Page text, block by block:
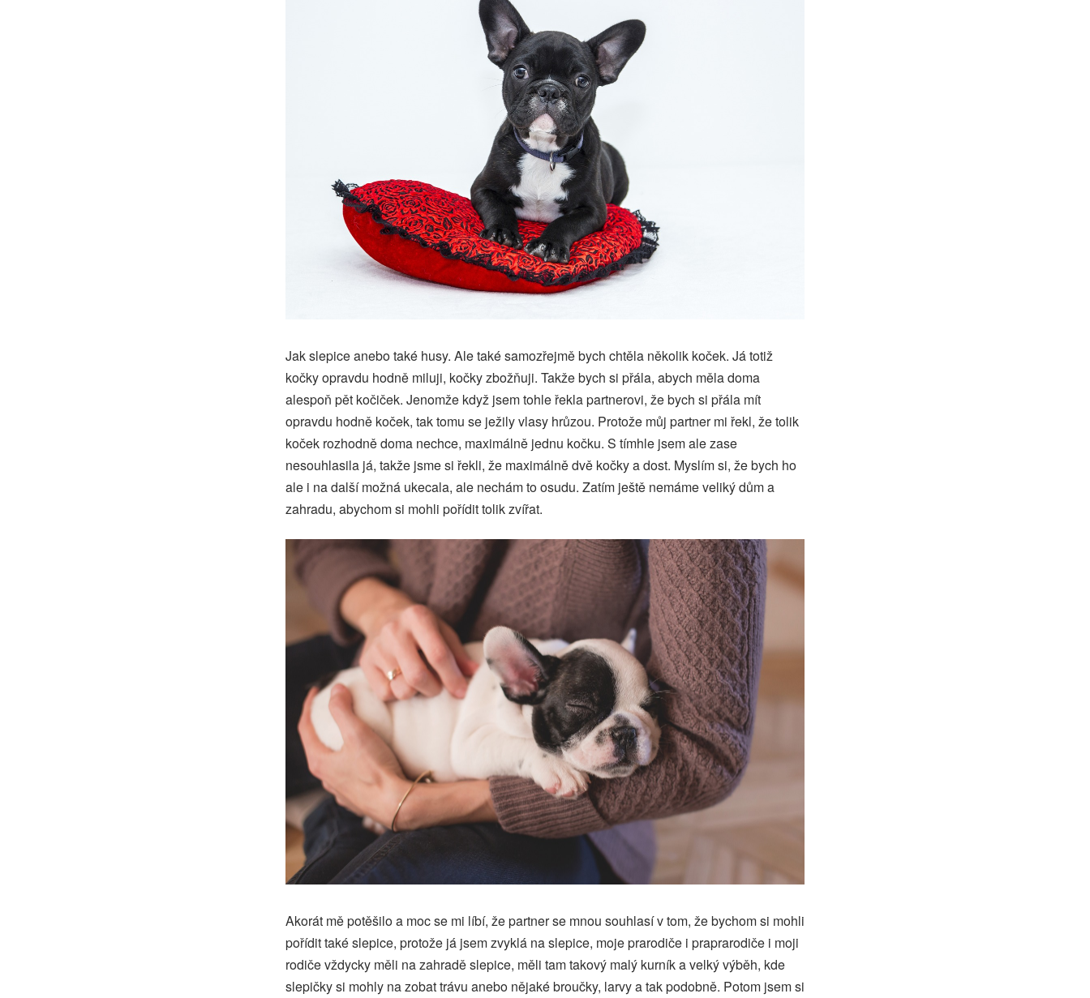
Jak slepice anebo také husy. Ale také samozřejmě bych chtěla několik koček. Já totiž
kočky opravdu hodně miluji, kočky zbožňuji. Takže bych si přála, abych měla doma
alespoň pět kočiček. Jenomže když jsem tohle řekla partnerovi, že bych si přála mít
opravdu hodně koček, tak tomu se ježily vlasy hrůzou. Protože můj partner mi řekl, že tolik
koček rozhodně doma nechce, maximálně jednu kočku. S tímhle jsem ale zase
nesouhlasila já, takže jsme si řekli, že maximálně dvě kočky a dost. Myslím si, že bych ho
ale i na další možná ukecala, ale nechám to osudu. Zatím ještě nemáme veliký dům a
zahradu, abychom si mohli pořídit tolik zvířat.
Akorát mě potěšilo a moc se mi líbí, že partner se mnou souhlasí v tom, že bychom si mohli
pořídit také slepice, protože já jsem zvyklá na slepice, moje prarodiče i praprarodiče i moji
rodiče vždycky měli na zahradě slepice, měli tam takový malý kurník a velký výběh, kde
slepičky si mohly na zobat trávu anebo nějaké broučky, larvy a tak podobně. Potom jsem si